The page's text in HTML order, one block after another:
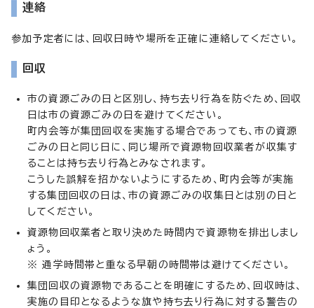
連絡
参加予定者には、回収日時や場所を正確に連絡してください。
回収
市の資源ごみの日と区別し、持ち去り行為を防ぐため、回収
日は市の資源ごみの日を避けてください。
町内会等が集団回収を実施する場合であっても、市の資源
ごみの日と同じ日に、同じ場所で資源物回収業者が収集す
ることは持ち去り行為とみなされます。
こうした誤解を招かないようにするため、町内会等が実施
する集団回収の日は、市の資源ごみの収集日とは別の日と
してください。
資源物回収業者と取り決めた時間内で資源物を排出しまし
ょう。
※ 通学時間帯と重なる早朝の時間帯は避けてください。
集団回収の資源物であることを明確にするため、回収時は、
実施の目印となるような旗や持ち去り行為に対する警告の